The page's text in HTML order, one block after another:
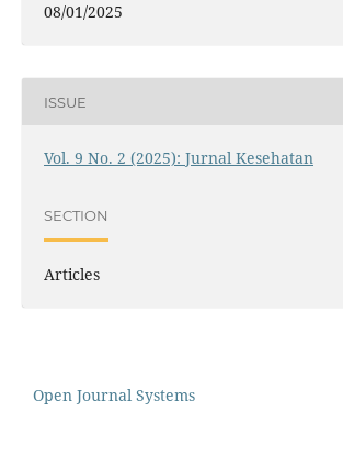
08/01/2025
ISSUE
Vol. 9 No. 2 (2025): Jurnal Kesehatan
SECTION
Articles
Open Journal Systems